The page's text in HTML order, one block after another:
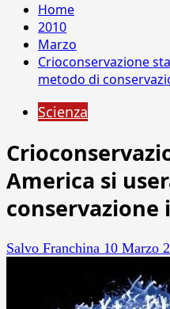
Home
2010
Marzo
Crioconservazione
metodo di
Scienza
America si
conservazione
Salvo Franchina 10 Marzo